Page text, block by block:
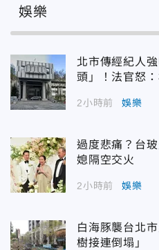
娛樂
北市傳經紀人
頭」！法官怒
2小時前 娛樂
過度悲痛？台
媳隔空交火
2小時前 娛樂
白海豚襲台北
樹接連倒塌」